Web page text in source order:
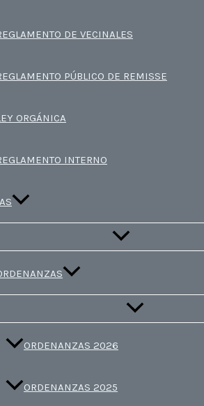
DE VECINALES
PÚBLICO DE REMISSE
ORGÁNICA
INTERNO
ORDENANZAS 2026
ORDENANZAS 2025